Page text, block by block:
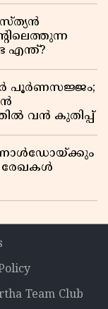
എന്ത്?
പൂർണസജ്ജം;
വൻ കുതിപ്പ്
രേഖകൾ
Team Club